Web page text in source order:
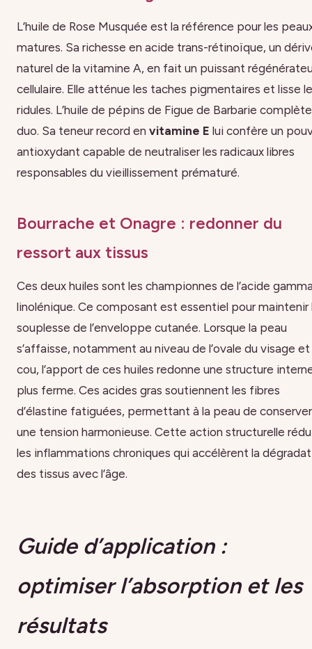
L’huile de Rose Musquée est la référence pour les
matures. Sa richesse en acide trans-rétinoïque, un
naturel de la vitamine A, en fait un puissant
cellulaire. Elle atténue les taches pigmentaires et lisse
ridules. L’huile de pépins de Figue de Barbarie
duo. Sa teneur record en vitamine E lui confère un
antioxydant capable de neutraliser les radicaux libres
responsables du vieillissement prématuré.
Bourrache et Onagre : redonner du
ressort aux tissus
Ces deux huiles sont les championnes de l’acide
linolénique. Ce composant est essentiel pour maintenir
souplesse de l’enveloppe cutanée. Lorsque la peau
s’affaisse, notamment au niveau de l’ovale du visage
cou, l’apport de ces huiles redonne une structure
plus ferme. Ces acides gras soutiennent les fibres
d’élastine fatiguées, permettant à la peau de conserver
une tension harmonieuse. Cette action structurelle
les inflammations chroniques qui accélèrent la
des tissus avec l’âge.
Guide d’application :
optimiser l’absorption et les
résultats